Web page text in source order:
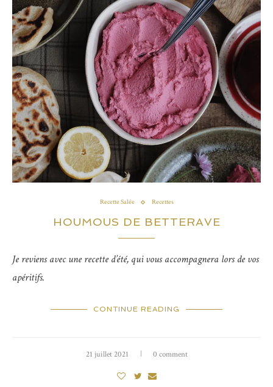
Recette Salée Recettes
HOUMOUS DE BETTERAVE
Je reviens avec une recette d’été, qui vous accompagnera lors de vos
apéritifs.
CONTINUE READING
21 juillet 2021 0 comment